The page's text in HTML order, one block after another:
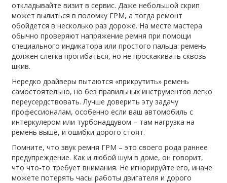
откладывайте визит в сервис. Даже небольшой скрип
может вылиться в поломку ГРМ, а тогда ремонт
обойдется в несколько раз дороже. На месте мастера
обычно проверяют напряжение ремня при помощи
специального индикатора или простого пальца: ремень
должен слегка прогибаться, но не проскакивать сквозь
шкив.
Нередко драйверы пытаются «прикрутить» ремень
самостоятельно, но без правильных инструментов легко
переусердствовать. Лучше доверить эту задачу
профессионалам, особенно если ваш автомобиль с
интеркулером или турбонаддувом – там нагрузка на
ремень выше, и ошибки дорого стоят.
Помните, что звук ремня ГРМ – это своего рода раннее
предупреждение. Как и любой шум в доме, он говорит,
что что‑то требует внимания. Не игнорируйте его, иначе
можете потерять часы работы двигателя и дорого